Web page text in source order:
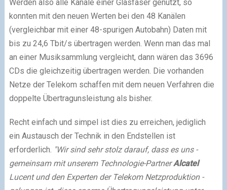
Werden also alle Kanäle einer Glasfaser genutzt, so
konnten mit den neuen Werten bei den 48 Kanälen
(vergleichbar mit einer 48-spurigen Autobahn) Daten mit
bis zu 24,6 Tbit/s übertragen werden. Wenn man das mal
an einer Musiksammlung vergleicht, dann wären das 3696
CDs die gleichzeitig übertragen werden. Die vorhanden
Netze der Telekom schaffen mit dem neuen Verfahren die
doppelte Übertragunsleistung als bisher.
Recht einfach und simpel ist dies zu erreichen, jediglich
ein Austausch der Technik in den Endstellen ist
erforderlich. "Wir sind sehr stolz darauf, dass es uns -
gemeinsam mit unserem Technologie-PartnerAlcatel
Lucent und den Experten der Telekom Netzproduktion -